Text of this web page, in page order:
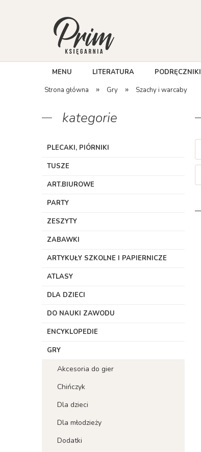
MENU LITERATURA PODRĘCZNIKI
Strona główna » Gry » Szachy i warcaby
kategorie
PLECAKI, PIÓRNIKI
TUSZE
ART.BIUROWE
PARTY
ZESZYTY
ZABAWKI
ARTYKUŁY SZKOLNE I PAPIERNICZE
ATLASY
DLA DZIECI
DO NAUKI ZAWODU
ENCYKLOPEDIE
GRY
Akcesoria do gier
Chińczyk
Dla dzieci
Dla młodzieży
Dodatki